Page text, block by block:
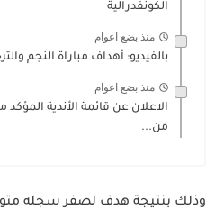
الكونفدرالية
منذ بضع اعوام
بالفيديو: أهداف مباراة النجم
منذ بضع اعوام
الاعلان عن قائمة الأندية
من...
وذلك بنتيجة هدف لصفر سجله